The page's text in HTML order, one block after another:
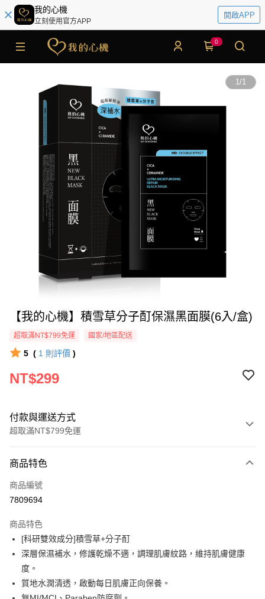
我的心機
立刻使用官方APP
開啟APP
0
1/1
【我的心機】積雪草分子酊保濕黑面膜(6入/盒)
超取滿NT$799免運 國家/地區配送
5 ( 1 則評價 )
NT$299
付款與運送方式
超取滿NT$799免運
信用卡一次付款
超商取貨付款
Apple Pay
街口支付
悠遊付
商品特色
商品編號
7809694
商品特色
[科研雙效成分]積雪草+分子酊
深層保濕補水，修護乾燥不適，調理肌膚紋路，維持肌膚健康
度。
質地水潤清透，啟動每日肌膚正向保養。